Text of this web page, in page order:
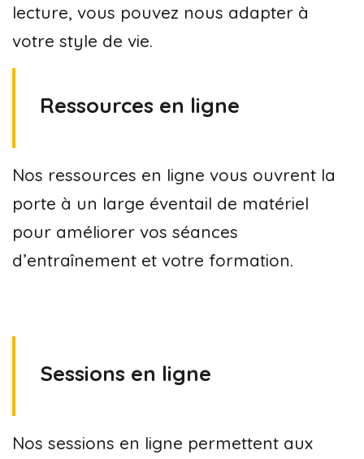
lecture, vous pouvez nous adapter à
votre style de vie.
Ressources en ligne
Nos ressources en ligne vous ouvrent la
porte à un large éventail de matériel
pour améliorer vos séances
d’entraînement et votre formation.
Sessions en ligne
Nos sessions en ligne permettent aux